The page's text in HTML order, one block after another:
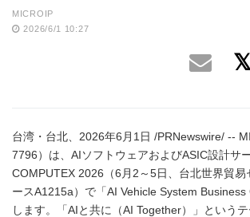
MICROIP
2026/6/1 10:27
台湾・台北、2026年6月1日 /PRNewswire/ --
7796）は、AIソフトウェアおよびASIC設計サ
COMPUTEX 2026（6月2～5日、台北世界貿易
ースA1215a）で「AI Vehicle System
します。「AIと共に（AI Together）」という